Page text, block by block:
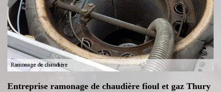
Entreprise ramonage de chaudière fioul et gaz Thury